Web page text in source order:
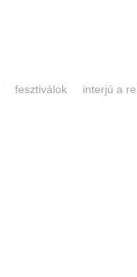
fesztiválok interjú a